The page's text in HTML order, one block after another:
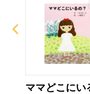
ママどこにい